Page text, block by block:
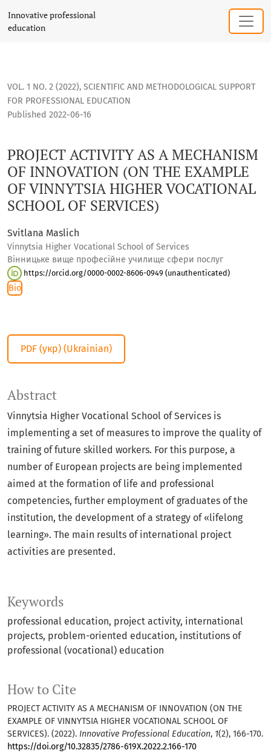
PROJECT ACTIVITY AS A MECHANISM OF INNOVATION (ON
Innovative professional
education
VOL. 1 NO. 2 (2022), SCIENTIFIC AND METHODOLOGICAL SUPPORT
FOR PROFESSIONAL EDUCATION
PROJECT ACTIVITY AS A MECHANISM
OF INNOVATION (ON THE EXAMPLE
OF VINNYTSIA HIGHER VOCATIONAL
SCHOOL OF SERVICES)
Published 2022-06-16
Svitlana Maslich
Vinnytsia Higher Vocational School of Services
Вінницьке вище професійне училище сфери послуг
https://orcid.org/0000-0002-8606-0949 (unauthenticated)
Bio
PDF (укр) (Ukrainian)
Keywords
professional education project activity international
projects problem-oriented education institutions of
professional (vocational) education
How to Cite
PROJECT ACTIVITY AS A MECHANISM OF INNOVATION (ON THE
EXAMPLE OF VINNYTSIA HIGHER VOCATIONAL SCHOOL OF
SERVICES). (2022). Innovative Professional Education, 1(2), 166-170.
https://doi.org/10.32835/2786-619X.2022.2.166-170
Abstract
Vinnytsia Higher Vocational School of Services is
implementing a set of measures to improve the quality of
training of future skilled workers. For this purpose, a
number of European projects are being implemented
aimed at the formation of life and professional
competencies, further employment of graduates of the
institution, the development of a strategy of «lifelong
learning». The main results of international project
activities are presented.